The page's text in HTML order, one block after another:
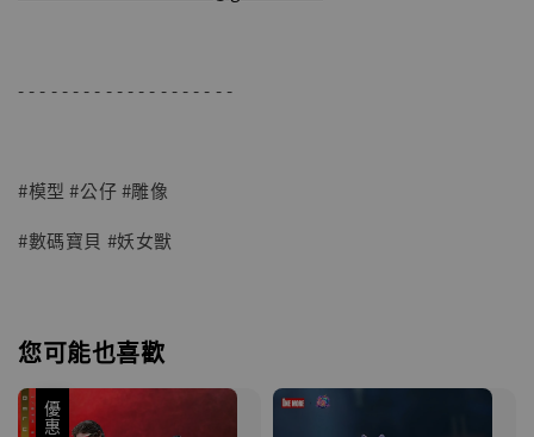
- - - - - - - - - - - - - - - - - - - -
#模型 #公仔 #雕像
#數碼寶貝 #妖女獸
您可能也喜歡
優惠